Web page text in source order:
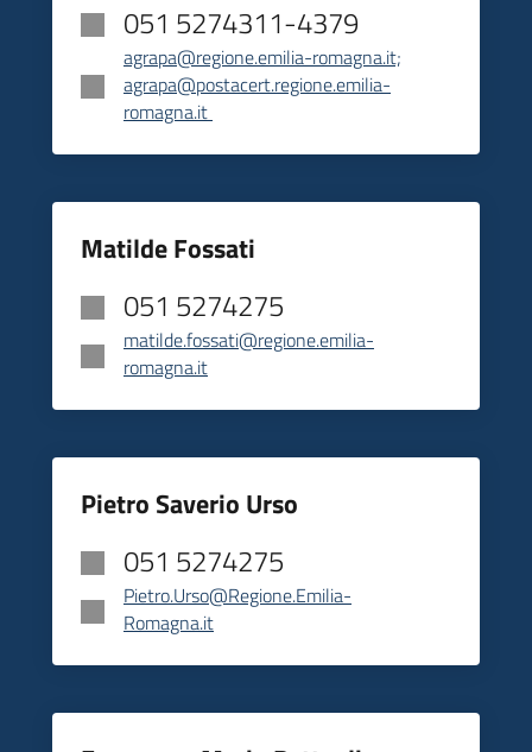
051 5274311-4379
agrapa@regione.emilia-romagna.it;
agrapa@postacert.regione.emilia-
romagna.it
Matilde Fossati
051 5274275
matilde.fossati@regione.emilia-
romagna.it
Pietro Saverio Urso
051 5274275
Pietro.Urso@Regione.Emilia-
Romagna.it